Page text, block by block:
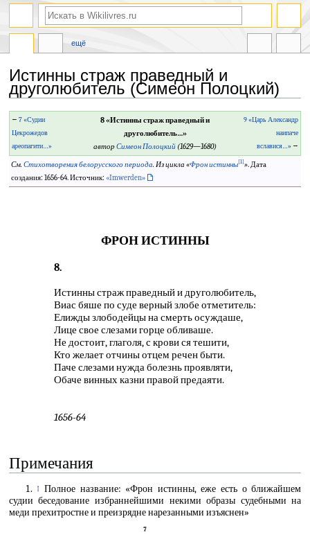
Истинны страж праведный и
друголюбитель (Симеон Полоцкий)
Перейти
к
Перейти
к
← 7 «Судии
Цекрожедов
ареопагити…»
8 «Истинны страж праведный и
друголюбитель…»
авторСимеон Полоцкий (1629—1680)
9 «Царь Александр
наипаче
вславися…»→
См. Стихотворения белорусского периода. Из цикла «Фрон истинны[1]». Дата
создания: 1656-64. Источник: «Imwerden»
ФРОН ИСТИННЫ
8.
Истинны страж праведный и друголюбитель,
Виас бяше по суде верный злобе отметитель:
Елижды злободейцы на смерть осуждаше,
Лице свое слезами горце обливаше.
Не достоит, глаголя, с крови ся тешити,
Кто желает отчины отцем речен быти.
Паче слезами нужда болезнь проявляти,
Обаче винных казни правой предаяти.
1656-64
Примечания
↑ Полное название: «Фрон истинны, еже есть о ближайшем
судии беседование избраннейшими некими образы судебными на
меди прехитростне и преизрядне нарезанными изъяснен»
ещё